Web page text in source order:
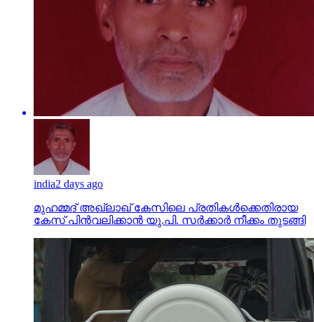
india2 days ago
മുഹമ്മദ് അഖ്‌ലാഖ് കേസിലെ പ്രതികള്‍ക്കെതിരായ
കേസ് പിന്‍വലിക്കാന്‍ യു.പി. സര്‍ക്കാര്‍ നീക്കം തുടങ്ങി